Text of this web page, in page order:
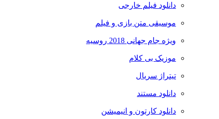
دانلود فیلم خارجی
موسیقی متن بازی و فیلم
ویژه جام جهانی 2018 روسیه
موزیک بی کلام
تیتراژ سریال
دانلود مستند
دانلود کارتون و انیمیشن